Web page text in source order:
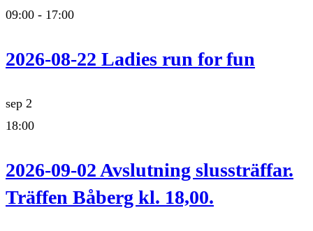
09:00 - 17:00
2026-08-22 Ladies run for fun
sep 2
18:00
2026-09-02 Avslutning slussträffar.
Träffen Båberg kl. 18,00.